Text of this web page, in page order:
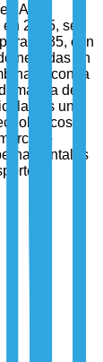
Asia-
2025, se
2035, con
nevadas en
con la
de
es un
e